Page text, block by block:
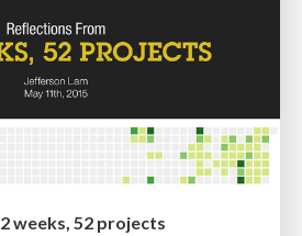
weeks, 52 projects